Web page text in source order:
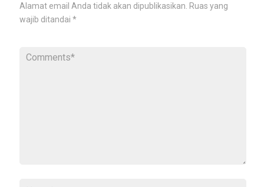
Alamat email Anda tidak akan dipublikasikan. Ruas yang
wajib ditandai *